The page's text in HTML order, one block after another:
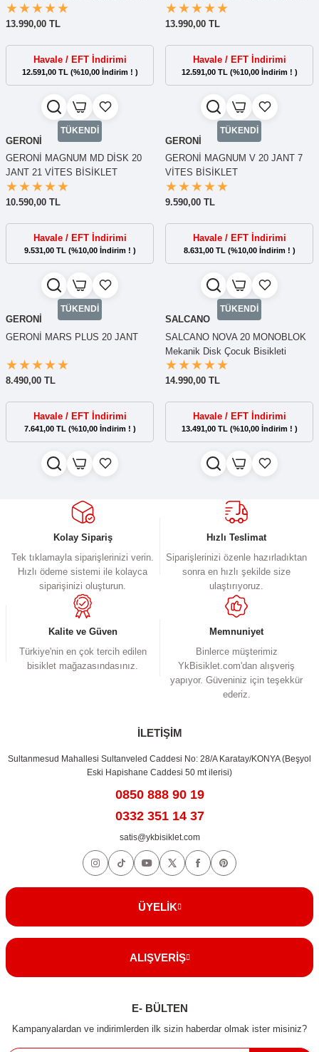
13.990,00 TL
Havale / EFT İndirimi
12.591,00 TL (%10,00 İndirim ! )
13.990,00 TL
Havale / EFT İndirimi
12.591,00 TL (%10,00 İndirim ! )
TÜKENDİ
GERONİ
GERONİ MAGNUM MD DİSK 20
JANT 21 VİTES BİSİKLET
10.590,00 TL
Havale / EFT İndirimi
9.531,00 TL (%10,00 İndirim ! )
TÜKENDİ
GERONİ
GERONİ MAGNUM V 20 JANT 7
VİTES BİSİKLET
9.590,00 TL
Havale / EFT İndirimi
8.631,00 TL (%10,00 İndirim ! )
TÜKENDİ
GERONİ
GERONİ MARS PLUS 20 JANT
8.490,00 TL
Havale / EFT İndirimi
7.641,00 TL (%10,00 İndirim ! )
TÜKENDİ
SALCANO
SALCANO NOVA 20 MONOBLOK
Mekanik Disk Çocuk Bisikleti
14.990,00 TL
Havale / EFT İndirimi
13.491,00 TL (%10,00 İndirim ! )
Kolay Sipariş
Tek tıklamayla siparişlerinizi verin.
Hızlı ödeme sistemi ile kolayca
siparişinizi oluşturun.
Hızlı Teslimat
Siparişlerinizi özenle hazırladıktan
sonra en hızlı şekilde size
ulaştırıyoruz.
Kalite ve Güven
Türkiye'nin en çok tercih edilen
bisiklet mağazasındasınız.
Memnuniyet
Binlerce müşterimiz
YkBisiklet.com'dan alışveriş
yapıyor. Güveniniz için teşekkür
ederiz.
İLETİŞİM
Sultanmesud Mahallesi Sultanveled Caddesi No: 28/A Karatay/KONYA (Beşyol
Eski Hapishane Caddesi 50 mt ilerisi)
0850 888 90 19
0332 351 14 37
satis@ykbisiklet.com
ÜYELİK
ALIŞVERİŞ
E- BÜLTEN
Kampanyalardan ve indirimlerden ilk sizin haberdar olmak ister misiniz?